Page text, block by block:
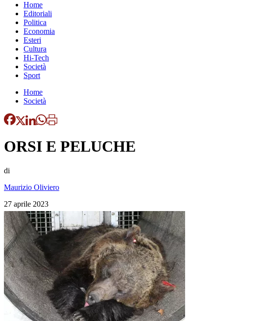
Home
Editoriali
Politica
Economia
Esteri
Cultura
Hi-Tech
Società
Sport
Home
Società
ORSI E PELUCHE
di
Maurizio Oliviero
27 aprile 2023